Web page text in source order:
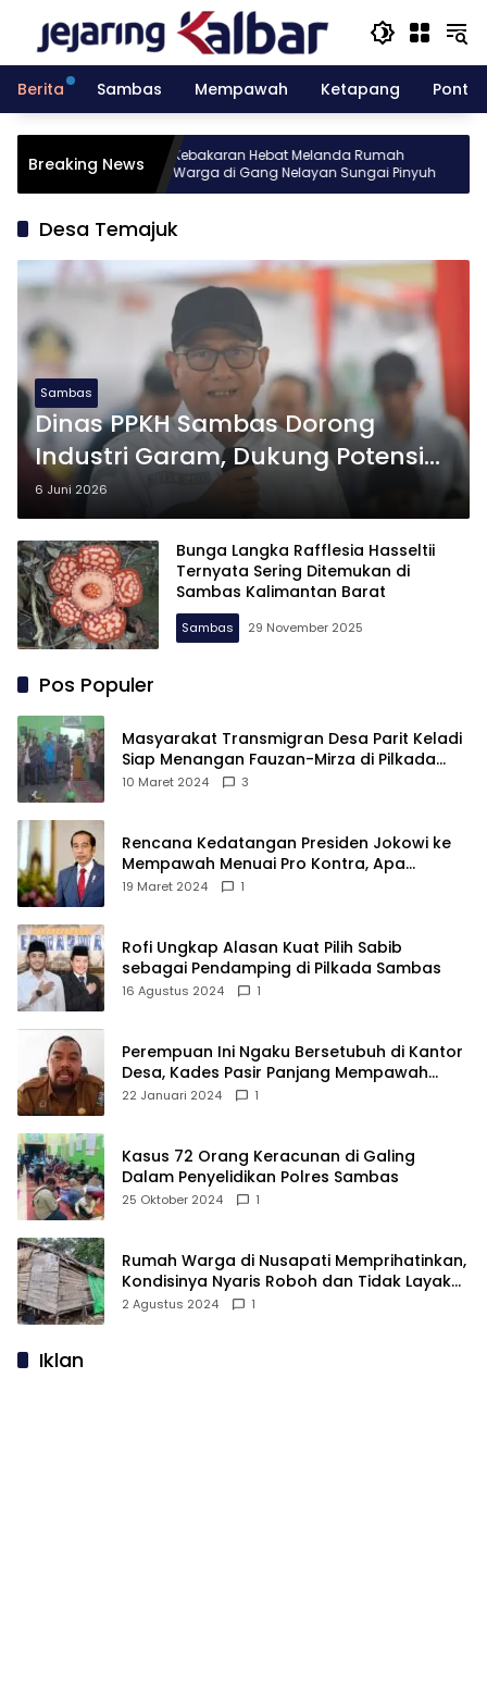
konten
Berita
Sambas Mempawah Ketapang
Breaking News
gelar
10
Kebakaran Hebat Melanda Rumah
Warga di Gang Nelayan Sungai Pinyuh
Desa Temajuk
Sambas
Dinas PPKH Sambas Dorong
Industri Garam, Dukung Potensi
Ubur-ubur Asin
6 Juni 2026
Bunga Langka Rafflesia Hasseltii
Ternyata Sering Ditemukan di
Sambas Kalimantan Barat
Sambas 29 November 2025
Pos Populer
Masyarakat Transmigran Desa Parit Keladi
Siap Menangan Fauzan-Mirza di Pilkada
Kubu Raya
10 Maret 2024 3
Rencana Kedatangan Presiden Jokowi ke
Mempawah Menuai Pro Kontra, Apa
Sebabnya?
19 Maret 2024 1
Rofi Ungkap Alasan Kuat Pilih Sabib
sebagai Pendamping di Pilkada Sambas
16 Agustus 2024 1
Perempuan Ini Ngaku Bersetubuh di Kantor
Desa, Kades Pasir Panjang Mempawah
Membantah: Silakan Buktikan!
22 Januari 2024 1
Kasus 72 Orang Keracunan di Galing
Dalam Penyelidikan Polres Sambas
25 Oktober 2024 1
Rumah Warga di Nusapati Memprihatinkan,
Kondisinya Nyaris Roboh dan Tidak Layak
Huni
2 Agustus 2024 1
Iklan